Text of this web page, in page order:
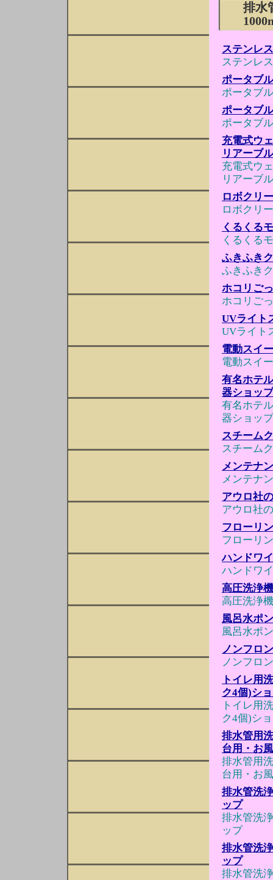
排水
ステンレ
ステンレ
ポータブ
ポータブ
ポータブ
ポータブ
充電式ウ
リアーブ
充電式ウ
リアーブ
ロボクリ
ロボクリ
くるくる
くるくる
ふきふき
ふきふき
ホコリご
ホコリご
UVライト
UVライト
電動スイ
電動スイ
有名ホテ
器ショップ
有名ホテ
器ショップ
スチーム
スチーム
メンテナ
メンテナ
アウロ社
アウロ社
フローリ
フローリ
ハンドワ
ハンドワ
高圧洗浄
高圧洗浄
風呂水ポ
風呂水ポ
ノンフロ
ノンフロ
トイレ用
ク4個)シ
トイレ用
ク4個)シ
排水管用
台用・お
排水管用
台用・お
排水管洗
ップ
排水管洗
ップ
排水管洗
ップ
排水管洗